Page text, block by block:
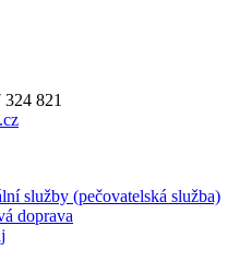
821
služby (pečovatelská služba)
doprava